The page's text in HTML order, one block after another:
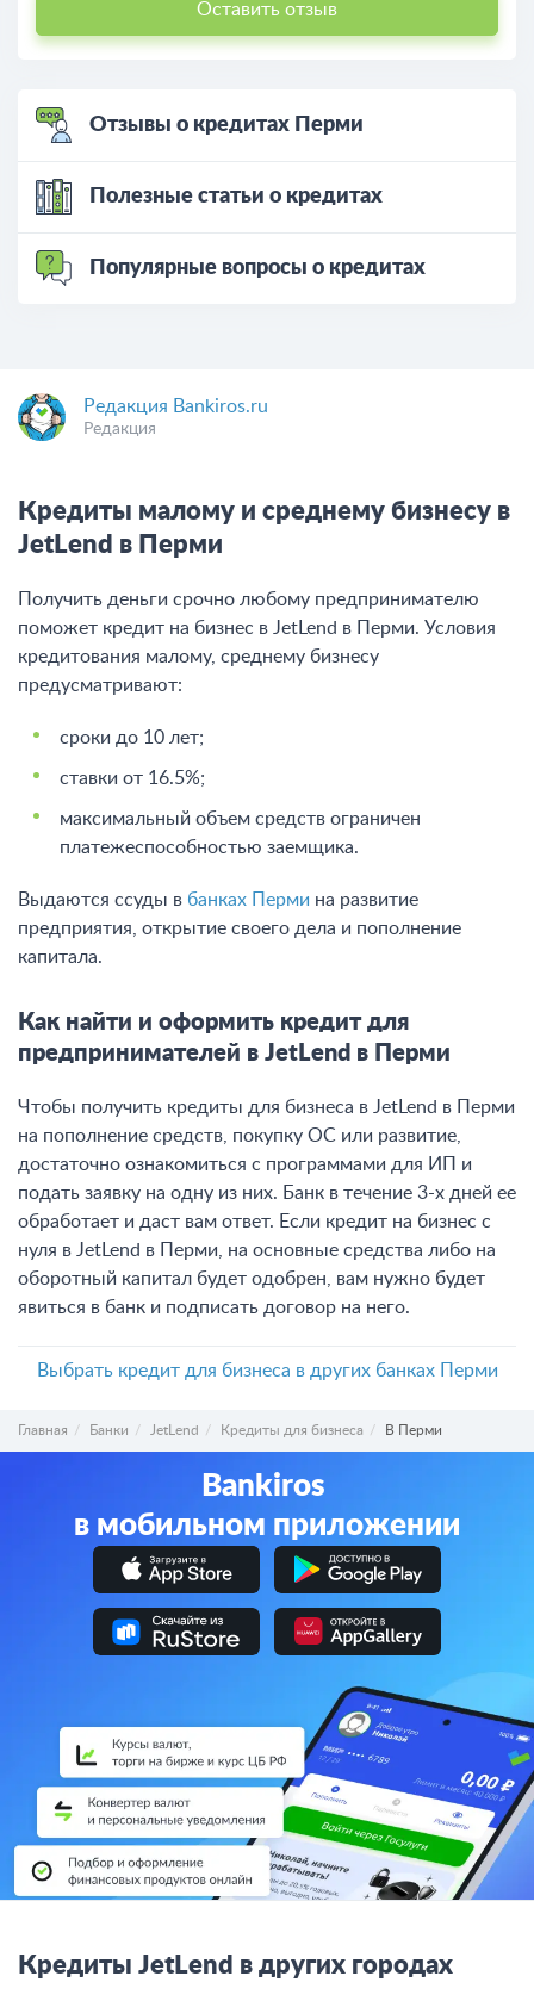
Оставить отзыв
Отзывы о кредитах Перми
Полезные статьи о кредитах
Популярные вопросы о кредитах
Редакция Bankiros.ru
Редакция
Кредиты малому и среднему бизнесу в
JetLend в Перми
Получить деньги срочно любому предпринимателю
поможет кредит на бизнес в JetLend в Перми. Условия
кредитования малому, среднему бизнесу
предусматривают:
сроки до 10 лет;
ставки от 16.5%;
максимальный объем средств ограничен
платежеспособностью заемщика.
Выдаются ссуды в банках Перми на развитие
предприятия, открытие своего дела и пополнение
капитала.
Как найти и оформить кредит для
предпринимателей в JetLend в Перми
Чтобы получить кредиты для бизнеса в JetLend в Перми
на пополнение средств, покупку ОС или развитие,
достаточно ознакомиться с программами для ИП и
подать заявку на одну из них. Банк в течение 3-х дней ее
обработает и даст вам ответ. Если кредит на бизнес с
нуля в JetLend в Перми, на основные средства либо на
оборотный капитал будет одобрен, вам нужно будет
явиться в банк и подписать договор на него.
Выбрать кредит для бизнеса в других банках Перми
Главная Банки JetLend Кредиты для бизнеса В Перми
Bankiros
в мобильном приложении
Кредиты JetLend в других городах